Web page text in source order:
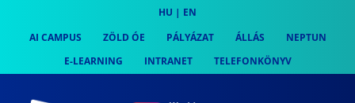
content
HU | EN
AI CAMPUS
ZÖLD ÓE PÁLYÁZAT ÁLLÁS
NEPTUN
E-LEARNING
INTRANET TELEFONKÖNYV